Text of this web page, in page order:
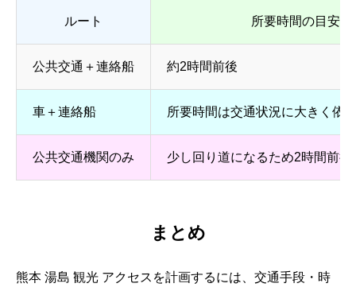
ルート 所要時間の目安
公共交通＋連絡船 約2時間前後
車＋連絡船 所要時間は交通状況に大きく依
公共交通機関のみ 少し回り道になるため2時間前後
まとめ
熊本 湯島 観光 アクセスを計画するには、交通手段・時